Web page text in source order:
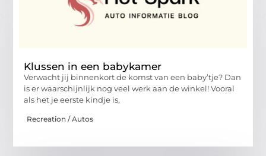
Klussen in een babykamer
Verwacht jij binnenkort de komst van een baby’tje? Dan
is er waarschijnlijk nog veel werk aan de winkel! Vooral
als het je eerste kindje is,
Recreation / Autos